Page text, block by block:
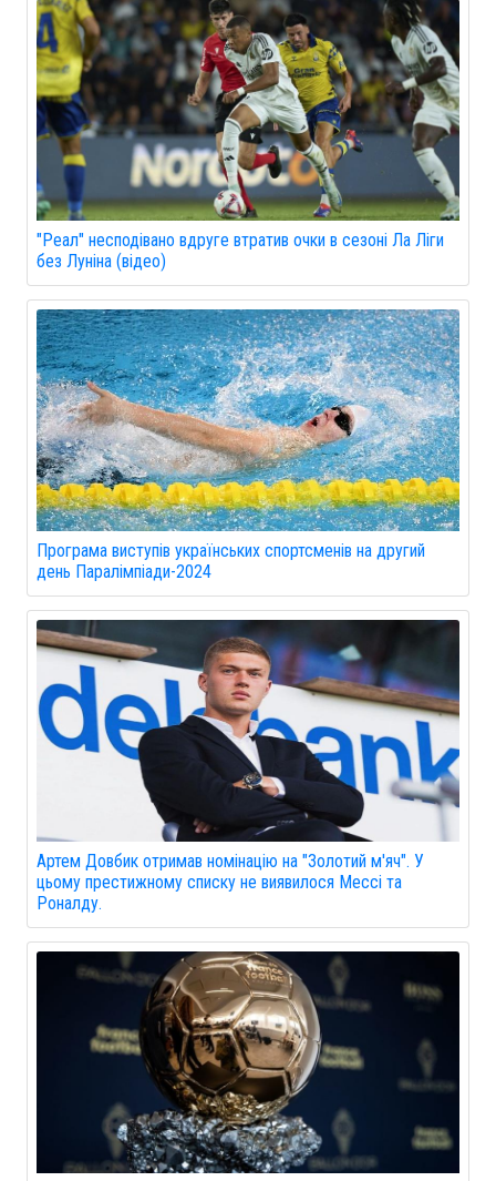
"Реал" несподівано вдруге втратив очки в сезоні Ла Ліги
без Луніна (відео)
Програма виступів українських спортсменів на другий
день Паралімпіади-2024
Артем Довбик отримав номінацію на "Золотий м'яч". У
цьому престижному списку не виявилося Мессі та
Роналду.